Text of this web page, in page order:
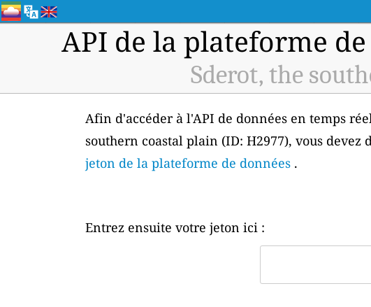
API de la plateforme
Sderot, the
Afin d'accéder à l'API de données en temps
southern coastal plain (ID: H2977), vous
jeton de la plateforme de données .
Entrez ensuite votre jeton ici :